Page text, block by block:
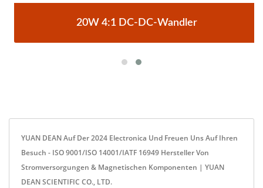
20W 4:1 DC-DC-Wandler
YUAN DEAN Auf Der 2024 Electronica Und Freuen Uns Auf Ihren
Besuch - ISO 9001/ISO 14001/IATF 16949 Hersteller Von
Stromversorgungen & Magnetischen Komponenten | YUAN
DEAN SCIENTIFIC CO., LTD.